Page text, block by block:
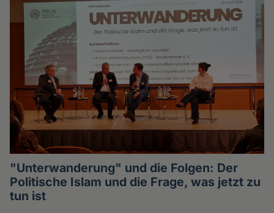
"Unterwanderung" und die Folgen: Der
Politische Islam und die Frage, was jetzt zu
tun ist